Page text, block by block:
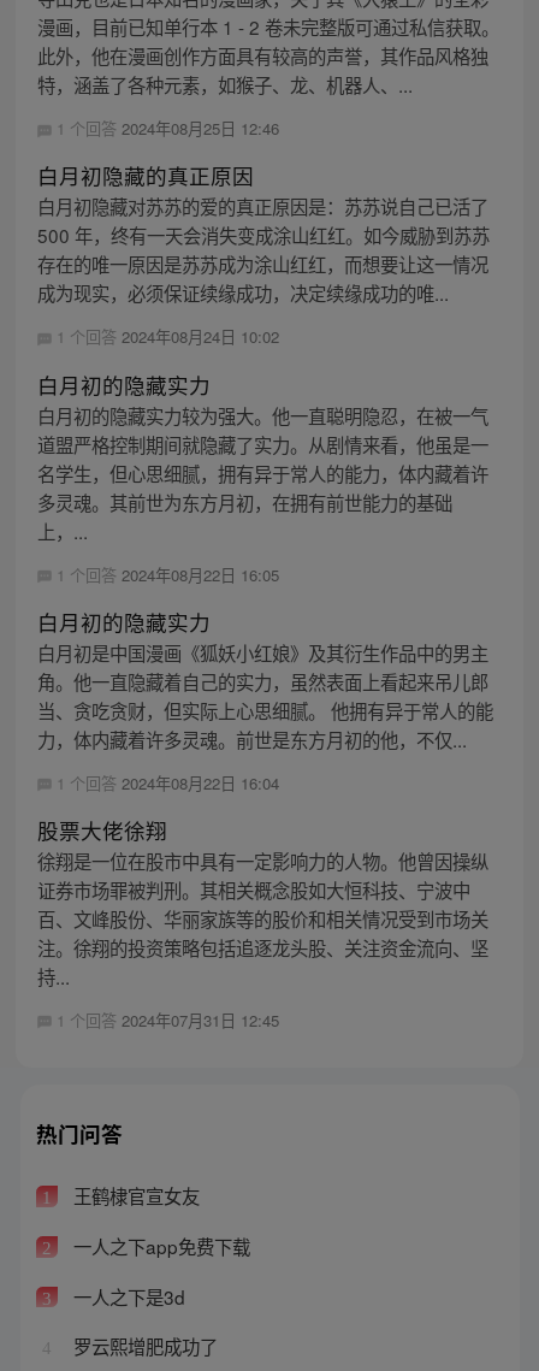
漫画，目前已知单行本 1 - 2 卷未完整版可通过私信获取。
此外，他在漫画创作方面具有较高的声誉，其作品风格独
特，涵盖了各种元素，如猴子、龙、机器人、...
1 个回答 2024年08月25日 12:46
白月初隐藏的真正原因
白月初隐藏对苏苏的爱的真正原因是：苏苏说自己已活了
500 年，终有一天会消失变成涂山红红。如今威胁到苏苏
存在的唯一原因是苏苏成为涂山红红，而想要让这一情况
成为现实，必须保证续缘成功，决定续缘成功的唯...
1 个回答 2024年08月24日 10:02
白月初的隐藏实力
白月初的隐藏实力较为强大。他一直聪明隐忍，在被一气
道盟严格控制期间就隐藏了实力。从剧情来看，他虽是一
名学生，但心思细腻，拥有异于常人的能力，体内藏着许
多灵魂。其前世为东方月初，在拥有前世能力的基础
上，...
1 个回答 2024年08月22日 16:05
白月初的隐藏实力
白月初是中国漫画《狐妖小红娘》及其衍生作品中的男主
角。他一直隐藏着自己的实力，虽然表面上看起来吊儿郎
当、贪吃贪财，但实际上心思细腻。 他拥有异于常人的能
力，体内藏着许多灵魂。前世是东方月初的他，不仅...
1 个回答 2024年08月22日 16:04
股票大佬徐翔
徐翔是一位在股市中具有一定影响力的人物。他曾因操纵
证券市场罪被判刑。其相关概念股如大恒科技、宁波中
百、文峰股份、华丽家族等的股价和相关情况受到市场关
注。徐翔的投资策略包括追逐龙头股、关注资金流向、坚
持...
1 个回答 2024年07月31日 12:45
热门问答
1 王鹤棣官宣女友
2 一人之下app免费下载
3 一人之下是3d
4 罗云熙增肥成功了